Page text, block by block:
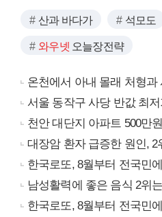
산과 바다가 석모도
와우넷 오늘장전략
온천에서 아내 몰래 처형과
서울 동작구 사당 반값 최
천안 대단지 아파트 500만
대장암 환자 급증한 원인, 2
한국로또, 8월부터 전국민
남성활력에 좋은 음식 2위
한국로또, 8월부터 전국민